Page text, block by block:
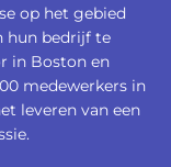
op het gebied
hun bedrijf te
in Boston en
medewerkers in
leveren van een